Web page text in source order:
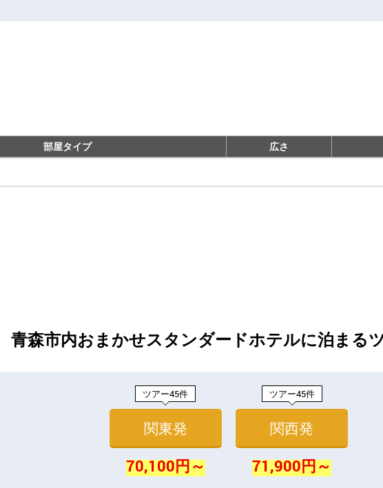
部屋タイプ
広さ
青森市内おまかせスタンダードホテルに泊まる
ツアー45件
関東発
70,100円～
ツアー45件
関西発
71,900円～